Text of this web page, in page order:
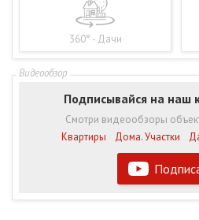
360° - Дачи
Подписывайся на наш
Смотри видеообзоры
Квартиры
Дома. Участки